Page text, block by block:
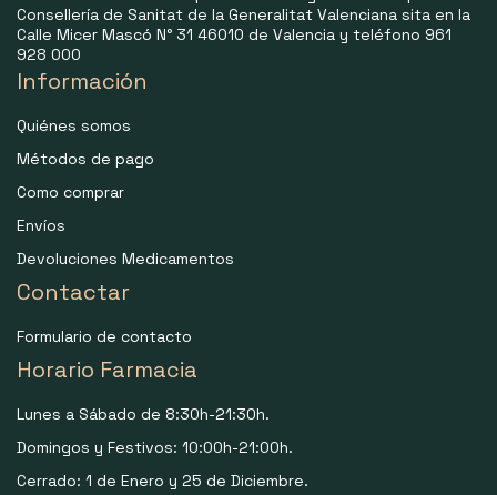
Consellería de Sanitat de la Generalitat Valenciana sita en la
Calle Micer Mascó N° 31 46010 de Valencia y teléfono 961
928 000
Información
Quiénes somos
Métodos de pago
Como comprar
Envíos
Devoluciones Medicamentos
Contactar
Formulario de contacto
Horario Farmacia
Lunes a Sábado de 8:30h-21:30h.
Domingos y Festivos: 10:00h-21:00h.
Cerrado: 1 de Enero y 25 de Diciembre.